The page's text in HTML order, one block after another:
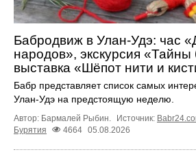
Бабродвиж в Улан-Удэ: час
народов», экскурсия «Тайны
выставка «Шёпот нити и
Бабр представляет список самых
Улан-Удэ на предстоящую неделю.
Автор: Бармалей Рыбин. Источник:
Бурятия
4664 05.08.2026